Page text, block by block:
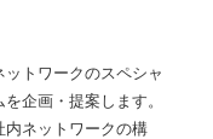
トワークのスペシャ
企画・提案します。
内ネットワークの構